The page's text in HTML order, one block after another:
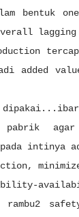
bentuk
added
agar
intinya